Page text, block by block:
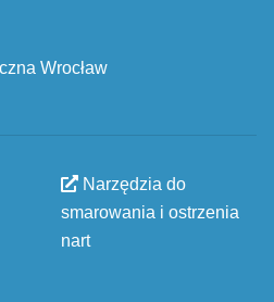
Wrocław
Narzędzia do
smarowania i ostrzenia
nart